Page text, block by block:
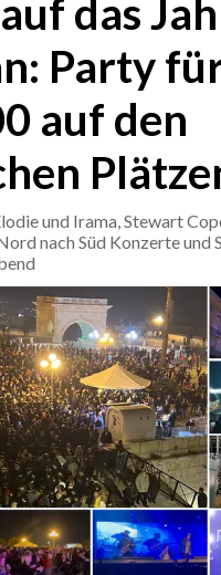
das
Party
auf den
und Irama, Stewart
nach Süd Konzerte und